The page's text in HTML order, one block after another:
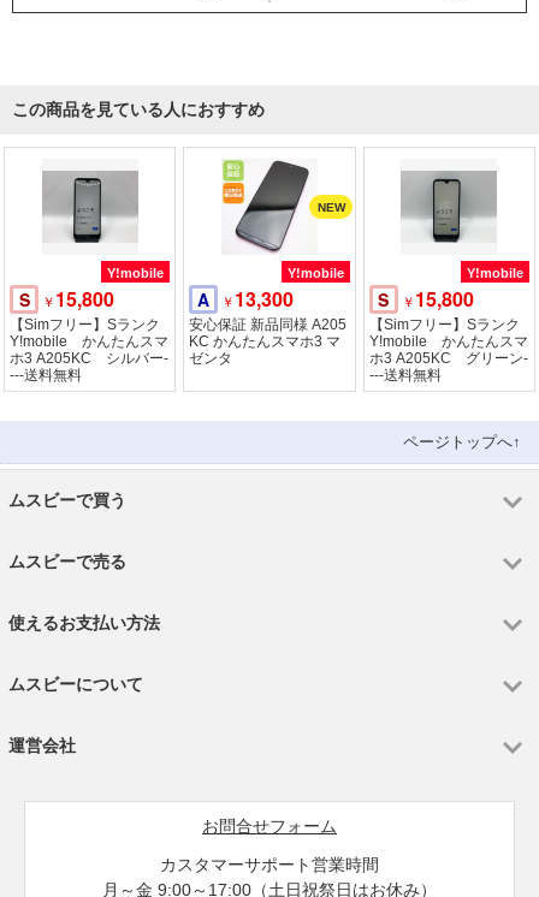
この商品を見ている人におすすめ
Y!mobile
S ￥15,800
【Simフリー】Sランク
Y!mobile かんたんスマ
ホ3 A205KC シルバー-
---送料無料
Y!mobile
A ￥13,300
安心保証 新品同様 A205
KC かんたんスマホ3 マ
ゼンタ
Y!mobile
S ￥15,800
【Simフリー】Sランク
Y!mobile かんたんスマ
ホ3 A205KC グリーン-
---送料無料
ページトップへ↑
ムスビーで買う
ムスビーで売る
使えるお支払い方法
ムスビーについて
運営会社
お問合せフォーム
カスタマーサポート営業時間
月～金 9:00～17:00（土日祝祭日はお休み）